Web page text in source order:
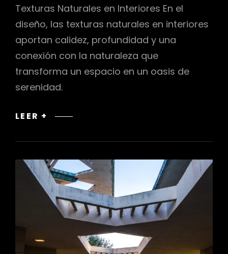
Texturas Naturales en Interiores En el
diseño, las texturas naturales en interiores
aportan calidez, profundidad y una
conexión con la naturaleza que
transforma un espacio en un oasis de
serenidad.
LEER +
TEXTURAS
EN
INCORPORANDO
ELEMENTOS
ORGÁNICOS